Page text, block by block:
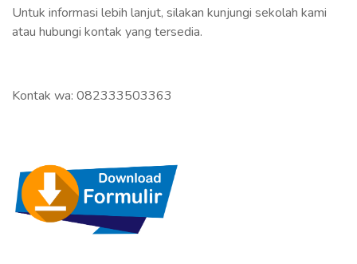
Untuk informasi lebih lanjut, silakan kunjungi sekolah kami
atau hubungi kontak yang tersedia.
Kontak wa: 082333503363